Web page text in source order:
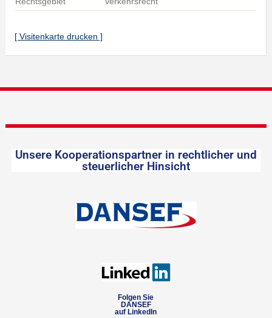
[ Visitenkarte drucken ]
Unsere Kooperationspartner in rechtlicher und
steuerlicher Hinsicht
Folgen Sie
DANSEF
auf LinkedIn